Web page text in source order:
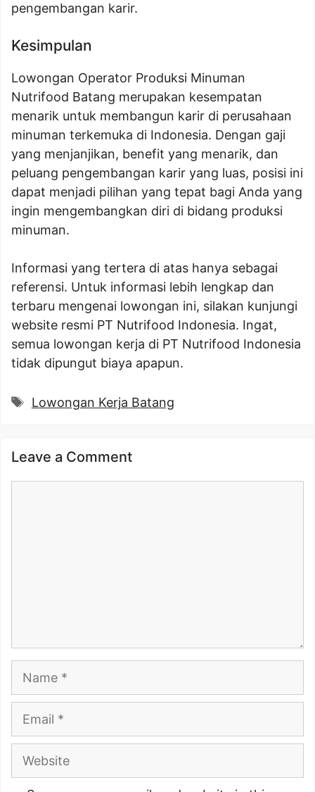
pengembangan karir.
Kesimpulan
Lowongan Operator Produksi Minuman
Nutrifood Batang merupakan kesempatan
menarik untuk membangun karir di perusahaan
minuman terkemuka di Indonesia. Dengan gaji
yang menjanjikan, benefit yang menarik, dan
peluang pengembangan karir yang luas, posisi ini
dapat menjadi pilihan yang tepat bagi Anda yang
ingin mengembangkan diri di bidang produksi
minuman.
Informasi yang tertera di atas hanya sebagai
referensi. Untuk informasi lebih lengkap dan
terbaru mengenai lowongan ini, silakan kunjungi
website resmi PT Nutrifood Indonesia. Ingat,
semua lowongan kerja di PT Nutrifood Indonesia
tidak dipungut biaya apapun.
Tags
Lowongan Kerja Batang
Leave a Comment
Website